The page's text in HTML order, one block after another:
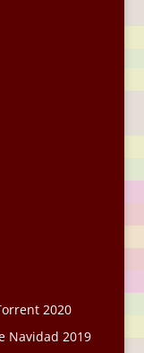
2020
Navidad 2019